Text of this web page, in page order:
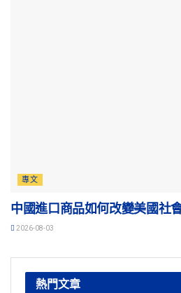
專文
中國進口商品如何改變美國社
2026-08-03
熱門文章